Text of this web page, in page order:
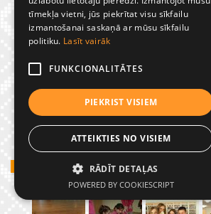
GADĪJUMBILDES
tīmekļa vietni, jūs piekrītat visu sīkfailu
izmantošanai saskaņā ar mūsu sīkfailu
politiku. Lasīt vairāk
FUNKCIONALITĀTES
PIEKRIST VISIEM
ATTEIKTIES NO VISIEM
RĀDĪT DETAĻAS
POWERED BY COOKIESCRIPT